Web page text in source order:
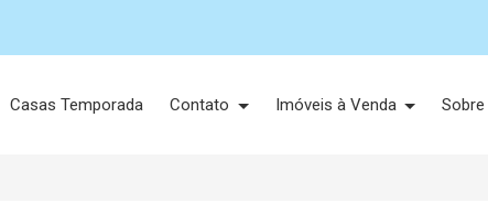
Casas Temporada Contato Imóveis à Venda